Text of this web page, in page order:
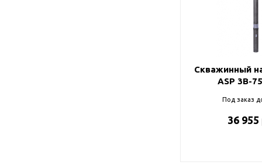
Скважинный
ASP 3B-
Под заказ
36 955